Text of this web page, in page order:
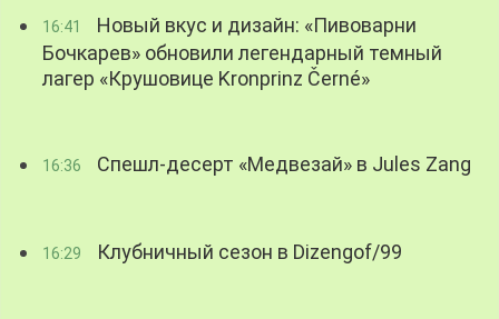
16:41
Новый вкус и дизайн: «Пивоварни
Бочкарев» обновили легендарный темный
лагер «Крушовице Kronprinz Černé»
16:36 Спешл-десерт «Медвезай» в Jules Zang
16:29 Клубничный сезон в Dizengof/99